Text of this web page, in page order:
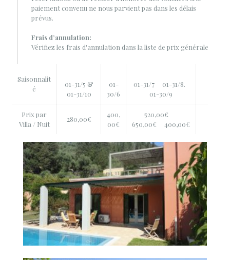
paiement convenu ne nous parvient pas dans les délais
prévus.
Frais d’annulation:
Vérifiez les frais d'annulation dans la liste de prix générale
Saisonnalit
é
01-31/5 &
01-31/10
01-
30/6
01-31/7 01-31/8.
01-30/9
Prix ​​par
Villa / Nuit
280,00€
400,
00€
520,00€
650,00€ 400,00€